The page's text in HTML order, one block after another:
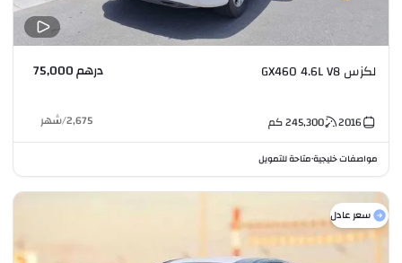
لكزس GX460 4.6L V8 درهم 75,000
2016
245,300كم 2,675
/شهر
مواصفات خليجية•متاحة للتمويل
سعر عادل